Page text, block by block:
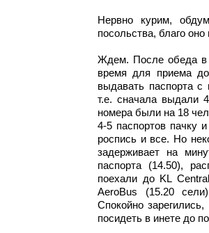
Нервно курим,
посольства, благо
Ждем. После обеда в
время для приема
выдавать паспорта
т.е. сначала выдали
номера были на 18
4-5 паспортов пачку
роспись и все. Но
задерживает на
паспорта (14.50),
поехали до KL
AeroBus (15.20
Спокойно
посидеть в инете до